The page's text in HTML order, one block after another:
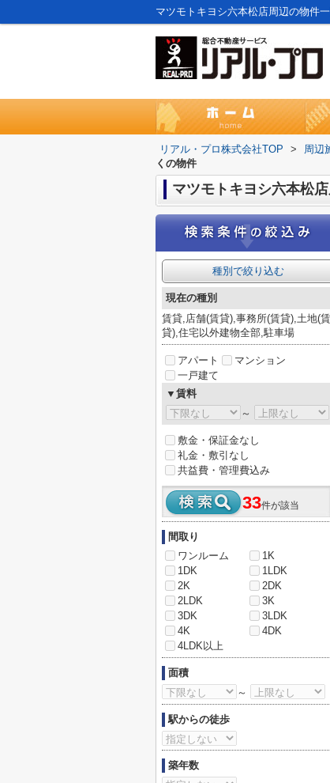
マツモトキヨシ六本松店周辺の物件
リアル・プロ株式会社TOP > 周辺
くの物件
マツモトキヨシ六本松
種別で絞り込む
現在の種別
賃貸,店舗(賃貸),事務所(賃貸),土地(賃
貸),住宅以外建物全部,駐車場
アパート
マンション
一戸建て
▼賃料
～
敷金・保証金なし
礼金・敷引なし
共益費・管理費込み
33件が該当
間取り
ワンルーム
1K
1DK
1LDK
2K
2DK
2LDK
3K
3DK
3LDK
4K
4DK
4LDK以上
面積
～
駅からの徒歩
築年数